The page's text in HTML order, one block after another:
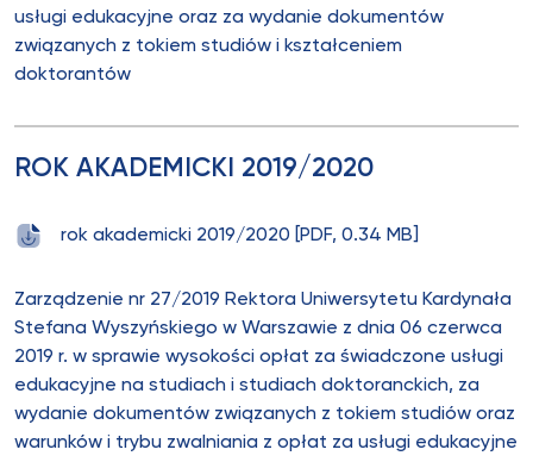
usługi edukacyjne oraz za wydanie dokumentów
związanych z tokiem studiów i kształceniem
doktorantów
ROK AKADEMICKI 2019/2020
rok akademicki 2019/2020 [PDF, 0.34 MB]
Zarządzenie nr 27/2019 Rektora Uniwersytetu Kardynała
Stefana Wyszyńskiego w Warszawie z dnia 06 czerwca
2019 r. w sprawie wysokości opłat za świadczone usługi
edukacyjne na studiach i studiach doktoranckich, za
wydanie dokumentów związanych z tokiem studiów oraz
warunków i trybu zwalniania z opłat za usługi edukacyjne